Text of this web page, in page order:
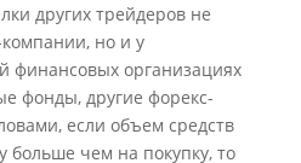
других трейдеров не
но и у
финансовых организациях
фонды, другие форекс-
если объем средств
больше чем на покупку, то